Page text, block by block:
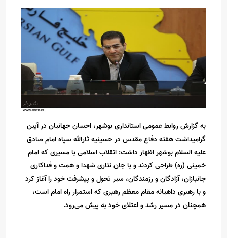
به گزارش روابط عمومی استانداری بوشهر، احسان جهانیان در آیین
گرامیداشت هفته دفاع مقدس در حسینیه ثارالله سپاه امام صادق
علیه السلام بوشهر اظهار داشت: انقلاب اسلامی با مسیری که امام
خمینی (ره) طراحی کردند و با جان نثاری شهدا و همت و فداکاری
جانبازان، آزادگان و رزمندگان، سیر تحول و پیشرفت خود را آغاز کرد
و با رهبری داهیانه مقام معظم رهبری که استمرار راه امام است،
همچنان در مسیر رشد و اعتلای خود به پیش می‌رود.